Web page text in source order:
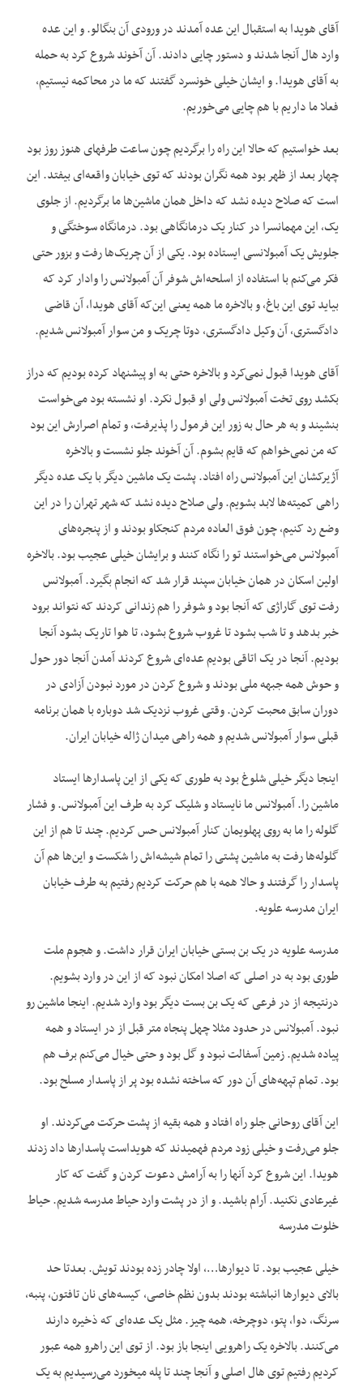
آقای هویدا به استقبال این عده آمدند در ورودی آن بنگالو. و این عده
وارد ‌هال آنجا شدند و دستور چایی دادند. آن آخوند شروع کرد به حمله
به آقای هویدا. و ایشان خیلی خونسرد گفتند که ما در محاکمه نیستیم،
فعلا ما داریم با هم چایی می‌خوریم.
بعد خواستیم که حالا این راه را برگردیم چون ساعت طرفهای هنوز روز بود
چهار بعد از ظهر بود همه نگران بودند که توی خیابان واقعه‌ای بیفتد. این
است که صلاح دیده نشد که داخل همان ماشین‌ها ما برگردیم. از جلوی
یک، این مهمانسرا در کنار یک درمانگاهی بود. درمانگاه سوختگی و
جلویش یک آمبولانسی ایستاده بود. یکی از آن چریک‌ها رفت و بزور حتی
فکر می‌کنم با استفاده از اسلحه‌اش شوفر آن آمبولانس را وادار کرد که
بیاید توی این باغ، و بالاخره ما همه یعنی این‌که آقای هویدا، آن قاضی
دادگستری، آن وکیل دادگستری، دوتا چریک و من سوار آمبولانس شدیم.
آقای هویدا قبول نمی‌کرد و بالاخره حتی به او پیشنهاد کرده بودیم که دراز
بکشد روی تخت آمبولانس ولی او قبول نکرد. او نشسته بود می‌خواست
بنشیند و به‌ هر حال به زور این فرمول را پذیرفت، و تمام اصرارش این بود
که من نمی‌خواهم که قایم بشوم. آن آخوند جلو نشست و بالاخره
آژیرکشان این آمبولانس راه افتاد. پشت یک ماشین دیگر با یک عده دیگر
راهی کمیته‌ها لابد بشویم. ولی صلاح دیده نشد که شهر تهران را در این
وضع رد کنیم، چون فوق العاده مردم کنجکاو بودند و از پنجره‌های
آمبولانس می‌خواستند تو را نگاه کنند و برایشان خیلی عجیب بود. بالاخره
اولین اسکان در همان خیابان سپند قرار شد که انجام بگیرد. آمبولانس
رفت توی گاراژی که آنجا بود و شوفر را هم زندانی کردند که نتواند برود
خبر بدهد و تا شب بشود تا غروب شروع بشود، تا هوا تاریک بشود آنجا
بودیم. آنجا در یک اتاقی بودیم عده‌ای شروع کردند آمدن آنجا دور حول
و حوش همه جبهه ملی بودند و شروع کردن در مورد نبودن آزادی در
دوران سابق محبت کردن. وقتی غروب نزدیک شد دوباره با همان برنامه
قبلی سوار آمبولانس شدیم و همه راهی میدان ژاله خیابان ایران.
اینجا دیگر خیلی شلوغ بود به طوری که یکی از این پاسدارها ایستاد
ماشین را. آمبولانس ما نایستاد و شلیک کرد به طرف این آمبولانس. و فشار
گلوله را ما به روی پهلویمان کنار آمبولانس حس کردیم. چند تا هم از این
گلوله‌ها رفت به ماشین پشتی را تمام شیشه‌اش را شکست و این‌ها هم آن
پاسدار را گرفتند و حالا همه با هم حرکت کردیم رفتیم به طرف خیابان
ایران مدرسه علویه.
مدرسه علویه در یک بن بستی خیابان ایران قرار داشت. و هجوم ملت
طوری بود به در اصلی که اصلا امکان نبود که از این در وارد بشویم.
درنتیجه از در فرعی که یک بن بست دیگر بود وارد شدیم. اینجا ماشین رو
نبود. آمبولانس در حدود مثلا چهل پنجاه متر قبل از در ایستاد و همه
پیاده شدیم. زمین آسفالت نبود و گل بود و حتی خیال می‌کنم برف هم
بود. تمام تپهه‌های آن دور که ساخته نشده بود پر از پاسدار مسلح بود.
این آقای روحانی جلو راه افتاد و همه بقیه از پشت حرکت می‌کردند. او
جلو می‌رفت و خیلی زود مردم فهمیدند که هویداست پاسدارها داد زدند
هویدا. این شروع کرد آنها را به آرامش دعوت کردن و گفت که کار
غیرعادی نکنید. آرام باشید. و از در پشت وارد حیاط مدرسه شدیم. حیاط
خلوت مدرسه
خیلی عجیب بود. تا دیوارها…، اولا چادر زده بودند تویش. بعدتا حد
بالای دیوارها انباشته بودند بدون نظم خاصی، کیسه‌های نان تافتون، پنبه،
سرنگ، دوا، پتو، دوچرخه، همه چیز. مثل یک عده‌ای که ذخیره دارند
می‌کنند. بالاخره یک راهرویی اینجا باز بود. از توی این راهرو همه عبور
کردیم رفتیم توی هال اصلی و آنجا چند تا پله میخورد می‌رسیدیم به یک